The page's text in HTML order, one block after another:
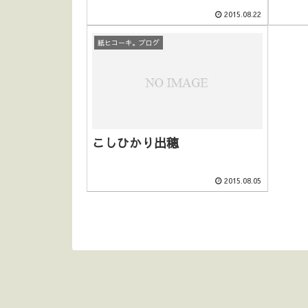
2015.08.22
紙ヒコーキ。ブログ
こしひかり出穂
2015.08.05